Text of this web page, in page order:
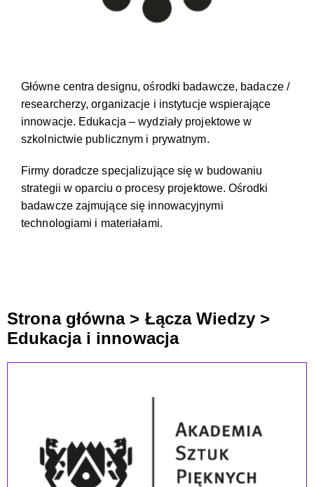
Główne centra designu, ośrodki badawcze, badacze /
researcherzy, organizacje i instytucje wspierające
innowacje. Edukacja – wydziały projektowe w
szkolnictwie publicznym i prywatnym.
Firmy doradcze specjalizujące się w budowaniu
strategii w oparciu o procesy projektowe. Ośrodki
badawcze zajmujące się innowacyjnymi
technologiami i materiałami.
Strona główna> Łącza Wiedzy>
Edukacja i innowacja